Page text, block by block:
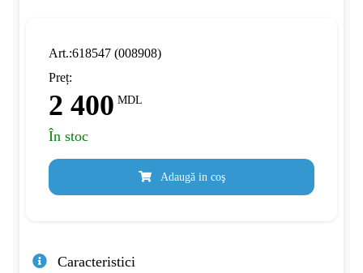
Art.:618547 (008908)
Preț:
2 400 MDL
În stoc
Adaugă in coş
Caracteristici